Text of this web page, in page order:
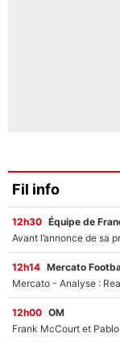
Fil info
12h30 Équipe de
12h14 Mercato
Mercato - Analyse :
12h00 OM